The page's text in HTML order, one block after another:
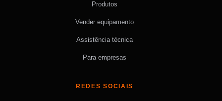
Produtos
Vender equipamento
Assistência técnica
Para empresas
REDES SOCIAIS